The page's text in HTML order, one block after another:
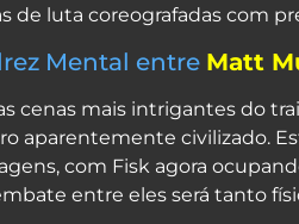
de luta coreografadas com
Mental entre Matt
cenas mais intrigantes do
aparentemente civilizado.
com Fisk agora
entre eles será tanto